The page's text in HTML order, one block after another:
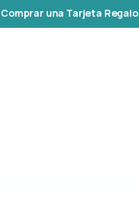
Comprar una Tarjeta Regalo